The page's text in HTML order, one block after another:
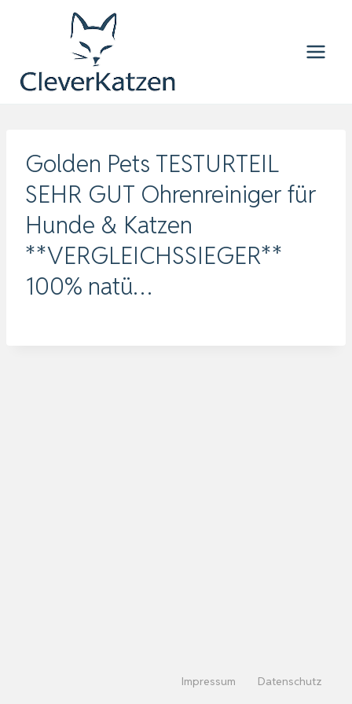
Golden Pets TESTURTEIL
SEHR GUT Ohrenreiniger für
Hunde & Katzen
**VERGLEICHSSIEGER**
100% natü…
Impressum Datenschutz